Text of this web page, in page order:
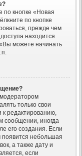
по кнопке «Новая
по кнопке
прежде чем
находится
можете начинать
только свои
редактированию,
сообщении, иногда
его создания. Если
появится небольшая
а также дату и
если